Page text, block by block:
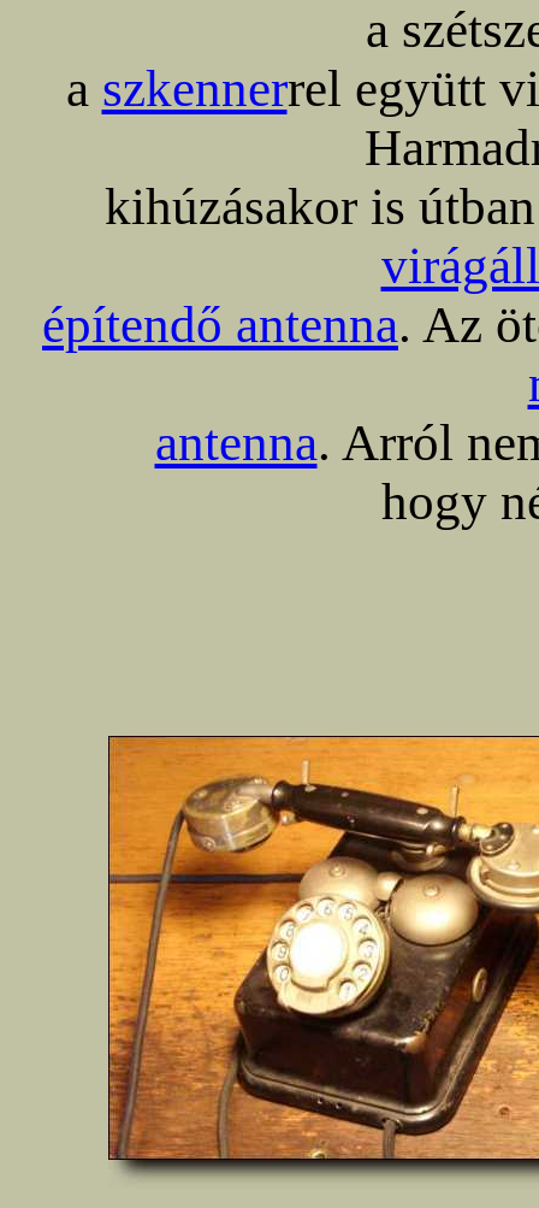
a
a szkennerrel együtt
kihúzásakor is
építendő antenna. Az
antenna. Arról
hogy